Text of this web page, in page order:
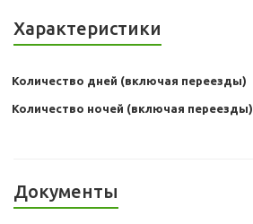
Характеристики
Количество дней (включая переезды)
Количество ночей (включая переезды)
Документы